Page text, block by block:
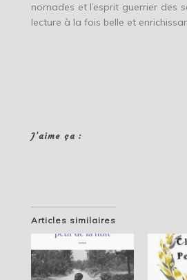
nomades et l’esprit guerrier des
lecture à la fois belle et
J’aime ça :
Articles similaires